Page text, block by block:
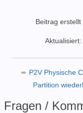
Beitrag
Aktualisiert:
➨ P2V Physische
Partition
Fragen /